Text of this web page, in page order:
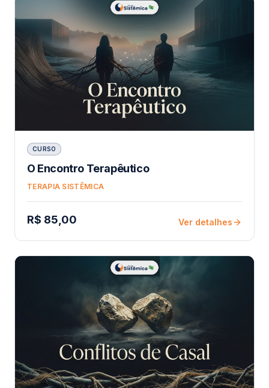
CURSO
O Encontro Terapêutico
TERAPIA SISTÊMICA
R$ 85,00 Ver detalhes